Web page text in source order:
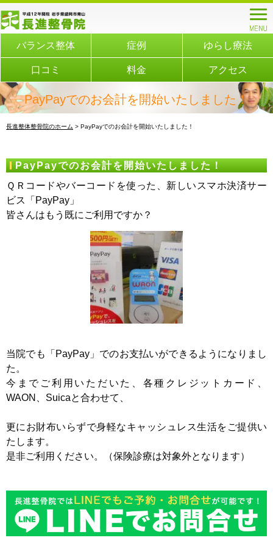
バランス整体 症例 ゆらし療法
口コミ 料金 アクセス
PayPayでのお会計を開始いたしました！
長進整体整骨院のホーム > PayPayでのお会計を開始いたしました！
PayPayでのお会計を開始いたしました！
ＱＲコードやバーコードを使った、新しいスマホ決済サー
ビス「PayPay」
皆さんはもう既にご利用ですか？
当院でも「PayPay」でのお支払いができるようになりまし
た。
今までご利用いただいた、各種クレジットカード、
WAON、Suicaと合わせて、
更にお財布いらずで身軽なキャッシュレス生活をご提供い
たします。
是非ご利用ください。（保険診療は対象外となります）